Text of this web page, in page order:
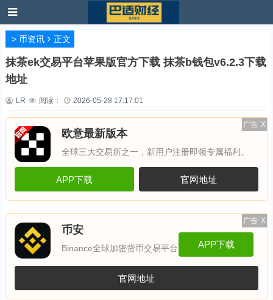
> 币资讯 正文
抹茶ek交易平台苹果版官方下载 抹茶b钱包v6.2.3下载
地址
LR 阅读： 2026-05-28 17:17:01
广告 X
欧意最新版本
全球三大交易所之一，新用户注册即领专属福利。
APP下载 官网地址
广告 X
币安
Binance全球加密货币交易平台 APP下载
官网地址